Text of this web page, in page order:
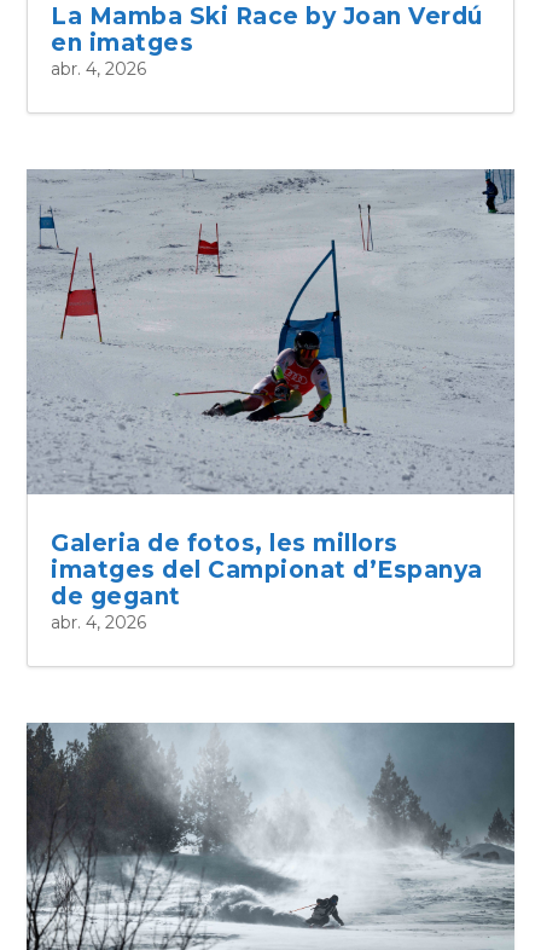
La Mamba Ski Race by Joan Verdú
en imatges
abr. 4, 2026
Galeria de fotos, les millors
imatges del Campionat d’Espanya
de gegant
abr. 4, 2026